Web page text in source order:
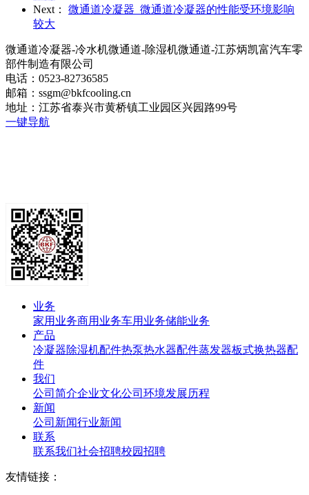
Next：
微通道冷凝器_微通道冷凝器的性能受环境影响
较大
微通道冷凝器-冷水机微通道-除湿机微通道-江苏炳凯富汽车零
部件制造有限公司
电话：0523-82736585
邮箱：ssgm@bkfcooling.cn
地址：江苏省泰兴市黄桥镇工业园区兴园路99号
一键导航
业务
家用业务商用业务车用业务储能业务
产品
冷凝器除湿机配件热泵热水器配件蒸发器板式换热器配
件
我们
公司简介企业文化公司环境发展历程
新闻
公司新闻行业新闻
联系
联系我们社会招聘校园招聘
友情链接：